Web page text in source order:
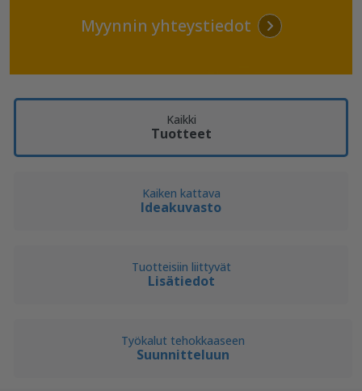
Myynnin yhteystiedot
Kaikki
Tuotteet
Kaiken kattava
Ideakuvasto
Tuotteisiin liittyvät
Lisätiedot
Työkalut tehokkaaseen
Suunnitteluun